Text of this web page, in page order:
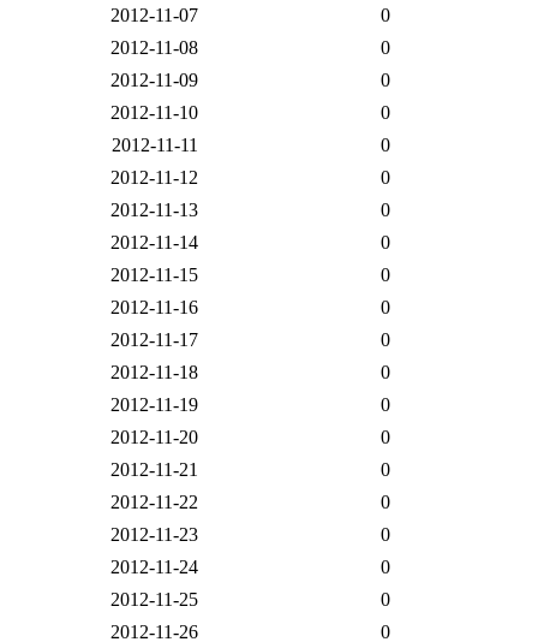
2012-11-07
0
2012-11-08
0
2012-11-09
0
2012-11-10
0
2012-11-11
0
2012-11-12
0
2012-11-13
0
2012-11-14
0
2012-11-15
0
2012-11-16
0
2012-11-17
0
2012-11-18
0
2012-11-19
0
2012-11-20
0
2012-11-21
0
2012-11-22
0
2012-11-23
0
2012-11-24
0
2012-11-25
0
2012-11-26
0